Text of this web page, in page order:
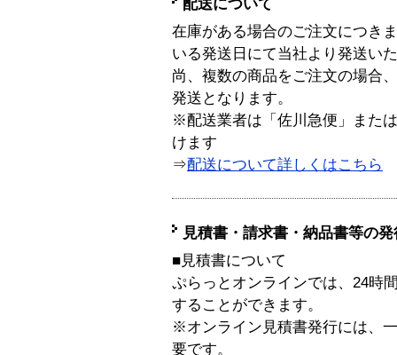
配送について
在庫がある場合のご注文につき
いる発送日にて当社より発送い
尚、複数の商品をご注文の場合
発送となります。
※配送業者は「佐川急便」また
けます
⇒配送について詳しくはこちら
見積書・請求書・納品書等の
■見積書について
ぷらっとオンラインでは、24時
することができます。
※オンライン見積書発行には、
要です。